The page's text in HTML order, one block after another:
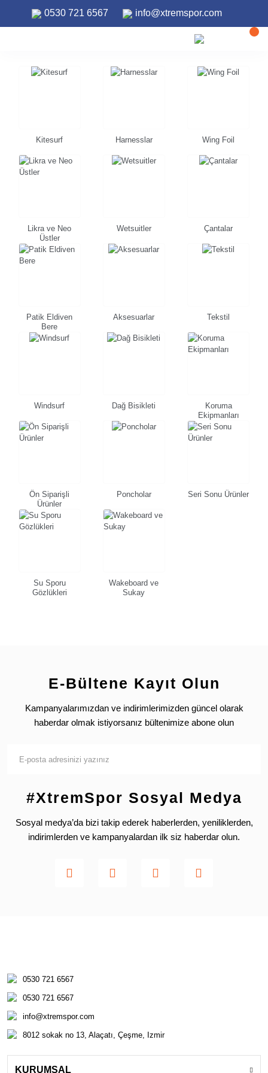
0530 721 6567 info@xtremspor.com
Kitesurf Harnesslar Wing Foil
Likra ve Neo
Üstler
Wetsuitler Çantalar
Patik Eldiven
Bere
Aksesuarlar Tekstil
Windsurf Dağ Bisikleti
Koruma
Ekipmanları
Ön Siparişli
Ürünler
Poncholar Seri Sonu Ürünler
Su Sporu
Gözlükleri
Wakeboard ve
Sukay
E-Bültene Kayıt Olun
Kampanyalarımızdan ve indirimlerimizden güncel olarak
haberdar olmak istiyorsanız bültenimize abone olun
#XtremSpor Sosyal Medya
Sosyal medya’da bizi takip ederek haberlerden, yeniliklerden,
indirimlerden ve kampanyalardan ilk siz haberdar olun.
0530 721 6567
0530 721 6567
info@xtremspor.com
8012 sokak no 13, Alaçatı, Çeşme, Izmir
KURUMSAL